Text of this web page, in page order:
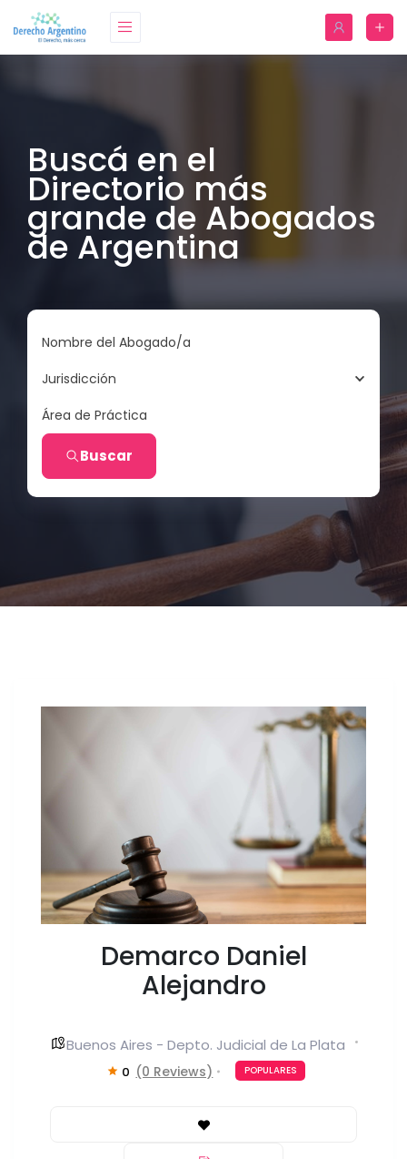
Buscá en el
Directorio más
grande de Abogados
de Argentina
Nombre del Abogado/a
Jurisdicción
Área de Práctica
Buscar
Demarco Daniel
Alejandro
Buenos Aires - Depto. Judicial de La Plata
0 (0 Reviews) POPULARES